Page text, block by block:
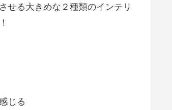
せる大きめな２種類のインテリ
じる